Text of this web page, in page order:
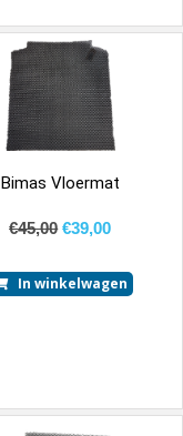
Bimas Vloermat
€45,00 €39,00
In winkelwagen